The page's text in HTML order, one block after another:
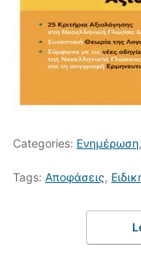
Categories: Ενημέρωση,
Tags: Αποφάσεις,